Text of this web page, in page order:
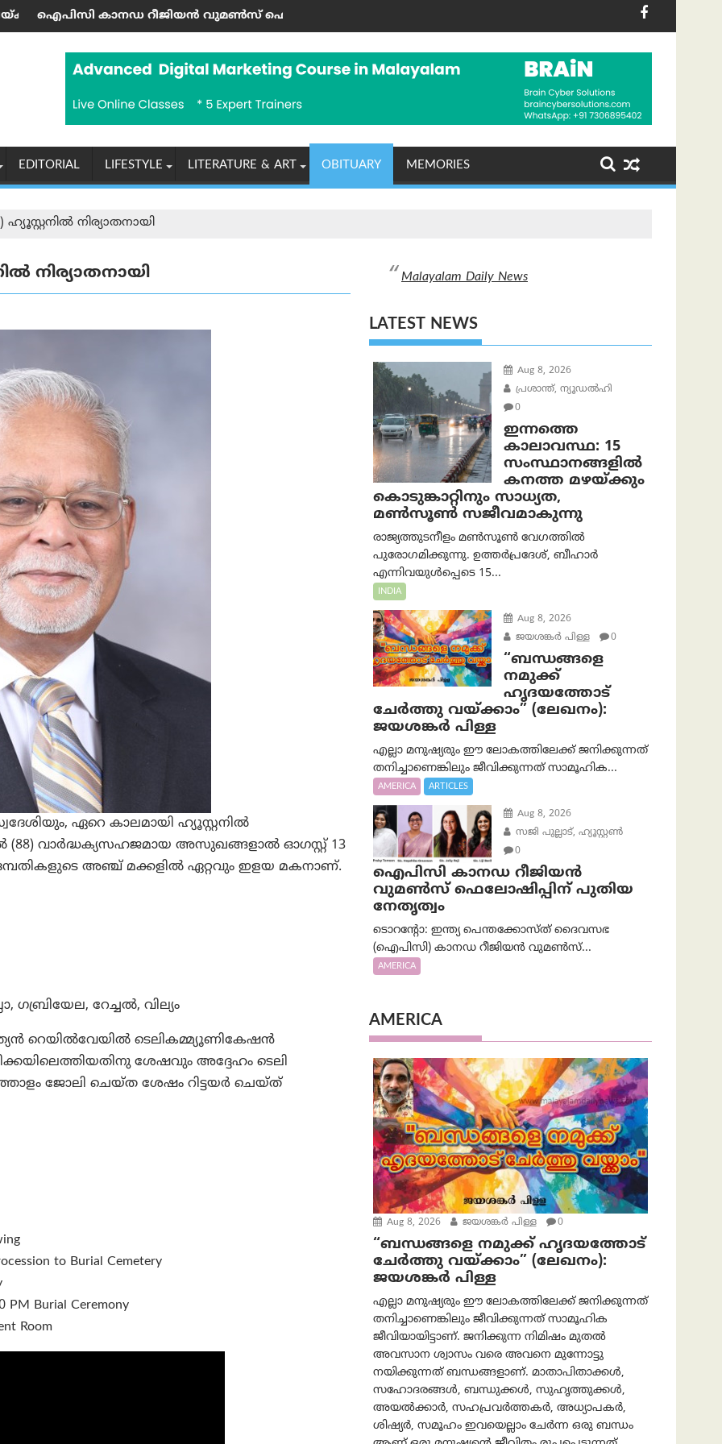
പിള്ള
റീജിയൻ വുമൺസ് ഫെലോഷിപ്പിന് പുതിയ നേതൃത്വംകൊടുമൺ വിമാനത്താവളം വന്നാൽ എന്തുകൊണ്ടും ശബരിമല തീർത്ഥാടകർക്ക്
യുദ്ധരഹിത ലോകം
EDITORIAL LIFESTYLE LITERATURE & ART OBITUARY MEMORIES
നിര്യാതനായി
നിര്യാതനായി
ഏറെ കാലമായി ഹ്യൂസ്റ്റനിൽ
വാർദ്ധക്യസഹജമായ അസുഖങ്ങളാൽ ഓഗസ്റ്റ് 13
അഞ്ച് മക്കളിൽ ഏറ്റവും ഇളയ മകനാണ്.
റേച്ചൽ, വില്യം
റെയിൽവേയിൽ ടെലികമ്മ്യൂണികേഷൻ
ശേഷവും അദ്ദേഹം ടെലി
ജോലി ചെയ്ത ശേഷം റിട്ടയർ ചെയ്ത്
to Burial Cemetery
PM Burial Ceremony
Room
Malayalam Daily News
LATEST NEWS
Aug 8, 2026
പ്രശാന്ത്, ന്യൂഡല്‍ഹി
0
ഇന്നത്തെ
കാലാവസ്ഥ: 15
സംസ്ഥാനങ്ങളിൽ
കനത്ത മഴയ്ക്കും
കൊടുങ്കാറ്റിനും സാധ്യത,
മൺസൂൺ സജീവമാകുന്നു
രാജ്യത്തുടനീളം മൺസൂൺ വേഗത്തിൽ
പുരോഗമിക്കുന്നു. ഉത്തർപ്രദേശ്, ബീഹാർ
എന്നിവയുൾപ്പെടെ 15...
INDIA
Aug 8, 2026
ജയശങ്കര്‍ പിള്ള
0
“ബന്ധങ്ങളെ
നമുക്ക്
ഹൃദയത്തോട്
ചേർത്തു വയ്ക്കാം” (ലേഖനം):
ജയശങ്കര്‍ പിള്ള
എല്ലാ മനുഷ്യരും ഈ ലോകത്തിലേക്ക് ജനിക്കുന്നത്
തനിച്ചാണെങ്കിലും ജീവിക്കുന്നത് സാമൂഹിക...
AMERICA ARTICLES
Aug 8, 2026
സജി പുല്ലാട്, ഹ്യൂസ്റ്റൺ
0
ഐപിസി കാനഡ റീജിയൻ
വുമൺസ് ഫെലോഷിപ്പിന് പുതിയ
നേതൃത്വം
ടൊറന്റോ: ഇന്ത്യ പെന്തക്കോസ്ത് ദൈവസഭ
(ഐപിസി) കാനഡ റീജിയൻ വുമൺസ്...
AMERICA
AMERICA
Aug 8, 2026 ജയശങ്കര്‍ പിള്ള 0
“ബന്ധങ്ങളെ നമുക്ക് ഹൃദയത്തോട്
ചേർത്തു വയ്ക്കാം” (ലേഖനം):
ജയശങ്കര്‍ പിള്ള
എല്ലാ മനുഷ്യരും ഈ ലോകത്തിലേക്ക് ജനിക്കുന്നത്
തനിച്ചാണെങ്കിലും ജീവിക്കുന്നത് സാമൂഹിക
ജീവിയായിട്ടാണ്. ജനിക്കുന്ന നിമിഷം മുതൽ
അവസാന ശ്വാസം വരെ അവനെ മുന്നോട്ടു
നയിക്കുന്നത് ബന്ധങ്ങളാണ്. മാതാപിതാക്കൾ,
സഹോദരങ്ങൾ, ബന്ധുക്കൾ, സുഹൃത്തുക്കൾ,
അയൽക്കാർ, സഹപ്രവർത്തകർ, അധ്യാപകർ,
ശിഷ്യർ, സമൂഹം ഇവയെല്ലാം ചേർന്ന ഒരു ബന്ധം